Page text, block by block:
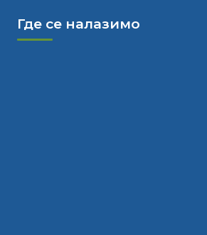
Где се налазимо